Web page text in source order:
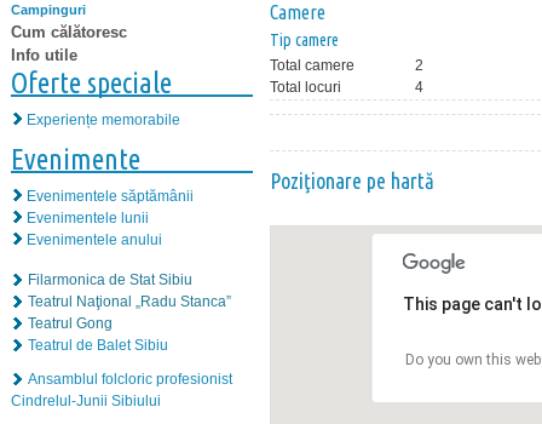
Campinguri
Cum călătoresc
Info utile
Oferte speciale
Experiențe memorabile
Evenimente
Evenimentele săptămânii
Evenimentele lunii
Evenimentele anului
Filarmonica de Stat Sibiu
Teatrul Naţional „Radu Stanca”
Teatrul Gong
Teatrul de Balet Sibiu
Ansamblul folcloric profesionist
Cindrelul-Junii Sibiului
Camere
Tip camere
Total camere
2
Total locuri
4
Poziţionare pe hartă
This page can't
Do you own this